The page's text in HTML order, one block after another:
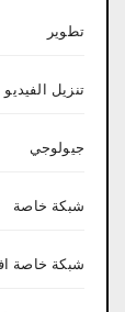
تطوير
تنزيل الفيديو
جيولوجي
شبكة خاصة
شبكة خاصة